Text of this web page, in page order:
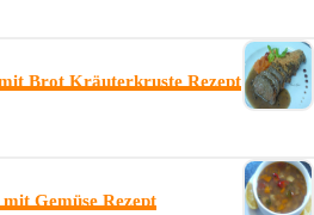
Brot Kräuterkruste Rezept
Gemüse Rezept